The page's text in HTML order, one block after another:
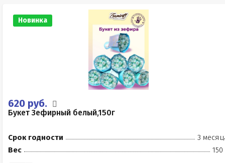
Новинка
620 руб.
Букет Зефирный белый,150г
Срок годности
3
Вес
150